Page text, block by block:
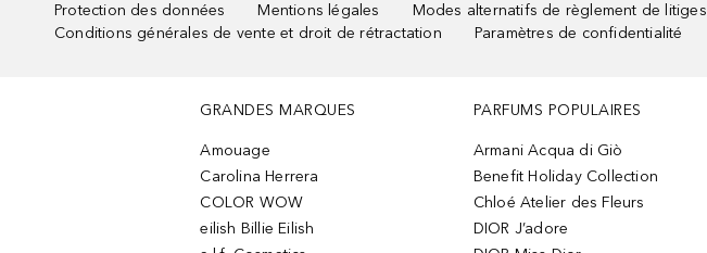
Protection des données Mentions légales
Modes alternatifs de règlement de litiges
Conditions générales de vente et droit de rétractation
Paramètres de confidentialité
GRANDES MARQUES
Amouage
Carolina Herrera
COLOR WOW
eilish Billie Eilish
PARFUMS POPULAIRES
Armani Acqua di Giò
Benefit Holiday Collection
Chloé Atelier des Fleurs
DIOR J’adore